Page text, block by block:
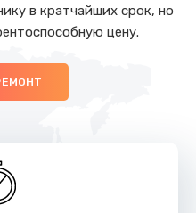
клапана
руб.
в кратчайших срок, но
цену.